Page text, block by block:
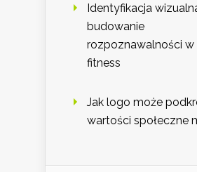
Identyfikacja
budowanie
rozpoznawalności w
fitness
Jak logo może
wartości społeczne